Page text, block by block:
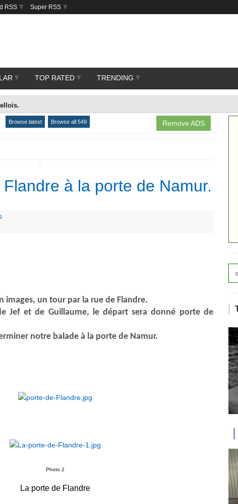
RSS Super RSS
TOP RATED TRENDING
Remove ADS
Browse latest Browse all 549
à la porte de Namur.
images, un tour par la rue de Flandre.
Jef et de Guillaume, le départ sera donné porte de
notre balade à la porte de Namur.
Photo 2
La porte de Flandre